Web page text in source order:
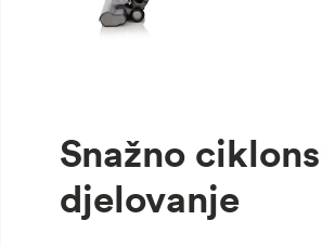
Snažno
djelovanje